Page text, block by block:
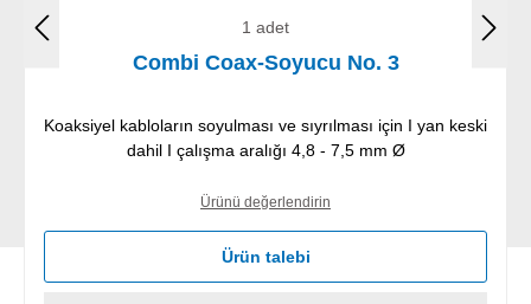
1 adet
Combi Coax-Soyucu No. 3
Koaksiyel kabloların soyulması ve sıyrılması için I yan keski
dahil I çalışma aralığı 4,8 - 7,5 mm Ø
Ürünü değerlendirin
Ürün talebi